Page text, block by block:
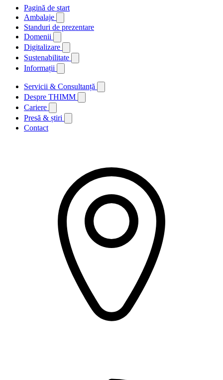
Pagină de start
Ambalaje
Standuri de prezentare
Domenii
Digitalizare
Sustenabilitate
Informații
Servicii & Consultanță
Despre THIMM
Cariere
Presă & știri
Contact